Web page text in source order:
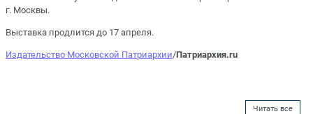
г. Москвы.
Выставка продлится до 17 апреля.
Издательство Московской Патриархии/Патриархия.ru
Читать все